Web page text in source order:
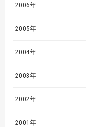
2006年
2005年
2004年
2003年
2002年
2001年